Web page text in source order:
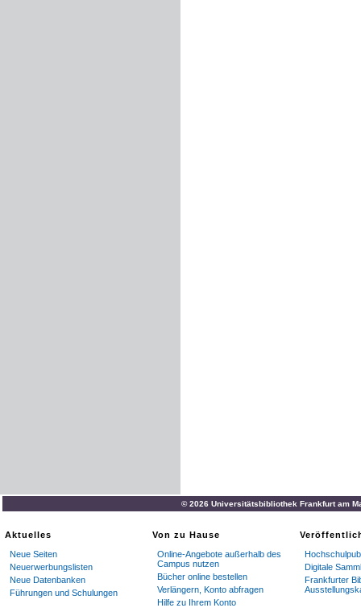
© 2026 Universitätsbibliothek Frankfurt am
Aktuelles
Neue Seiten
Neuerwerbungslisten
Neue Datenbanken
Führungen und Schulungen
Von zu Hause
Online-Angebote außerhalb des
Campus nutzen
Bücher online bestellen
Verlängern, Konto abfragen
Hilfe zu Ihrem Konto
Digitale
Frankfurter